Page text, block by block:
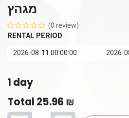
מגהץ
(0 review)
RENTAL PERIOD
1 day
Total 25.96 ₪